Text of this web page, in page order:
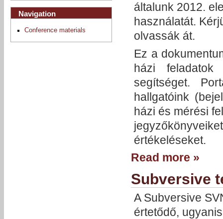
általunk 2012.
használatát.
olvassák át.
Ez a
házi feladatok
segítséget.
hallgatóink
házi és mérési
értékeléseket.
Read more »
Subversive
A Subversive
értetődő,
Navigation
Conference materials